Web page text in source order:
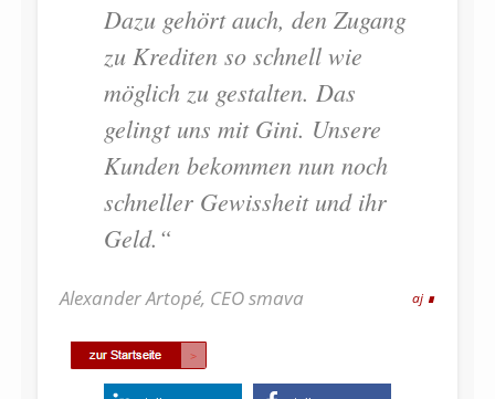
Dazu gehört auch, den Zugang
zu Krediten so schnell wie
möglich zu gestalten. Das
gelingt uns mit Gini. Unsere
Kunden bekommen nun noch
schneller Gewissheit und ihr
Geld.“
Alexander Artopé, CEO smava aj